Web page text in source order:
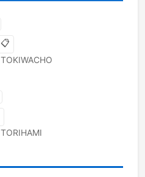
📋
TOKIWACHO
TORIHAMI